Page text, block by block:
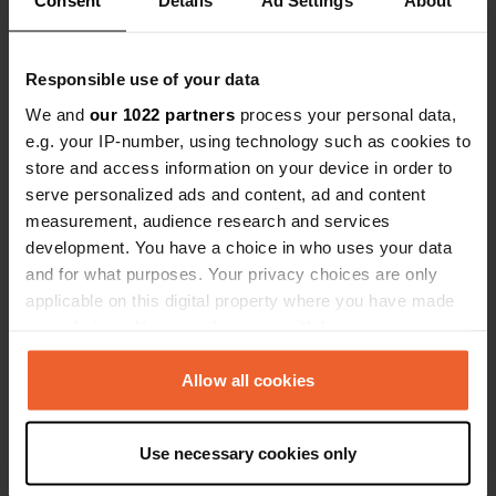
Responsible use of your data
We and our 1022 partners process your personal data,
e.g. your IP-number, using technology such as cookies to
store and access information on your device in order to
serve personalized ads and content, ad and content
measurement, audience research and services
development. You have a choice in who uses your data
and for what purposes. Your privacy choices are only
applicable on this digital property where you have made
any time from the Cookie Declaration or by clicking on
the Privacy trigger icon.
Collect information about your geographical location
which can be accurate to within several meters
Allow all cookies
Use necessary cookies only
Contact
Emplacement
Fv74 [voor brug rechtsaf]
Copie
64° 29' 18" N 13° 24' 39" E
Copie
64.48846851 13.41080027